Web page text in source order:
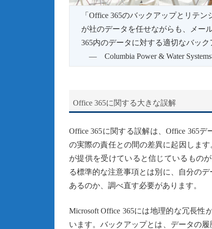
「Office 365のバックアップとリテ
が社のデータを任せながらも、メー
365内のデータに対する適切なバッ
― Columbia Power & Water
Office 365に関する大きな誤解
Office 365に関する誤解は、Office 365
の実際の責任との間の差異に起因しま
が提供を受けていると信じているもの
る標準的な注意事項とは別に、自分の
あるのか、調べ直す必要があります。
Microsoft Office 365には地理的な冗長
います。バックアップとは、データの